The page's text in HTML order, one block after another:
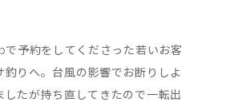
で予約をしてくださった若いお客
釣りへ。台風の影響でお断りしよ
したが持ち直してきたので一転出